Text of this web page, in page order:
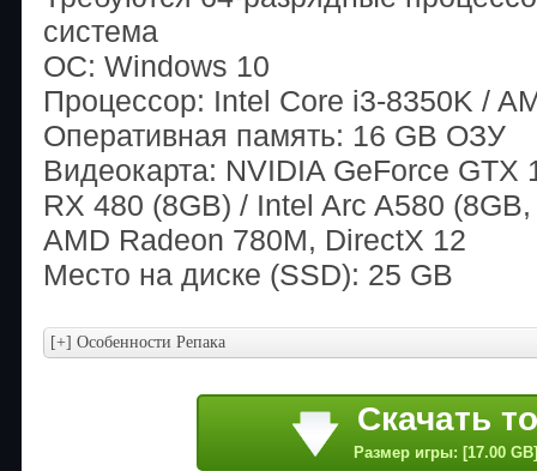
система
ОС: Windows 10
Процессор: Intel Core i3-8350K /
Оперативная память: 16 GB ОЗУ
Видеокарта: NVIDIA GeForce GTX
RX 480 (8GB) / Intel Arc A580
AMD Radeon 780M, DirectX 12
Место на диске (SSD): 25 GB
Скачать
Размер игры: [17.00 GB]